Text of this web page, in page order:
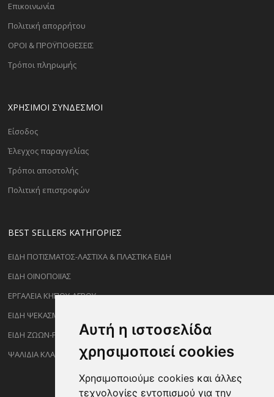
Αυτή η ιστοσελίδα
χρησιμοποιεί cookies
Χρησιμοποιούμε cookies και άλλες
τεχνολογίες εντοπισμού για την
Επικοινωνία
Πολιτική απορρήτου
ΟΡΟΙ & ΠΡΟΫΠΟΘΕΣΕΙΣ
Τρόποι πληρωμής
ΧΡΗΣΙΜΟΙ ΣΥΝΔΕΣΜΟΙ
Είσοδος
Έλεγχος παραγγελίας
Τρόποι αποστολής
Πολιτική επιστροφών
BEST SELLERS ΚΑΤΗΓΟΡΊΕΣ
ΕΙΔΗ ΠΟΤΙΣΜΑΤΟΣ-ΛΑΣΤΙΧΑ & ΠΛΑΣΤΙΚΑ ΕΙΔΗ
ΕΙΔΗ ΟΙΝΟΠΟΙΪΑΣ
ΕΡΓΑΛΕΙΑ ΚΗΠΟΥ-ΑΓΡΟΥ
ΕΙΔΗ ΨΕΚΑΣΜΟΥ-ΡΑΝΤΙΣΜΑΤΟΣ
ΕΙΔΗ ΖΩΩΝ-PET
ΨΑΛΙΔΙΑ ΚΛΑΔΕΜΑΤΟΣ